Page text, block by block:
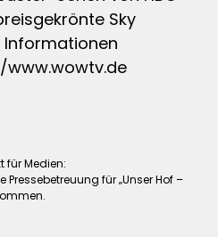
Sky
Informationen
für Medien:
für „Unser Hof –